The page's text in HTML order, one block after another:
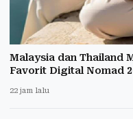
Malaysia dan Thailand
Favorit Digital Nomad
22 jam lalu